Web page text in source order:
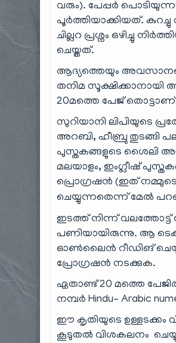
വരും). പേപ്പർ
പൂർത്തിയാക്കിയത്.
ചില്ലറ പ്രശ്നം ഒഴിച്ചു
ചെയ്തത്.
ആദ്യത്തെയും
തനിമ
20മത്തെ പേജ് തൊട്ടാണ്
സുറിയാനി ലിപിയുടെ
അറബി, ഹീബ്രു തുടങ്ങി
പുസ്തകങ്ങളുടെ ശൈലി
മലയാളം, ഇംഗ്ലീഷ്
പ്രൊഗ്രഷൻ (ഇത്
ചെയ്യുന്നതെന്ന് മേൽ
ഇടത്ത് നിന്ന്
പണിയായിരുന്നു. ആ
ഓൺലൈൻ റീഡിങ്
പ്രോഗ്രഷൻ നടക്കുക.
ഏതാണ്ട് 20 മത്തെ
നമ്പർ Hindu– Arabic
ഈ കൃതിയുടെ ഉള്ളടക്കം
കൂടുതൽ വിശകലനം